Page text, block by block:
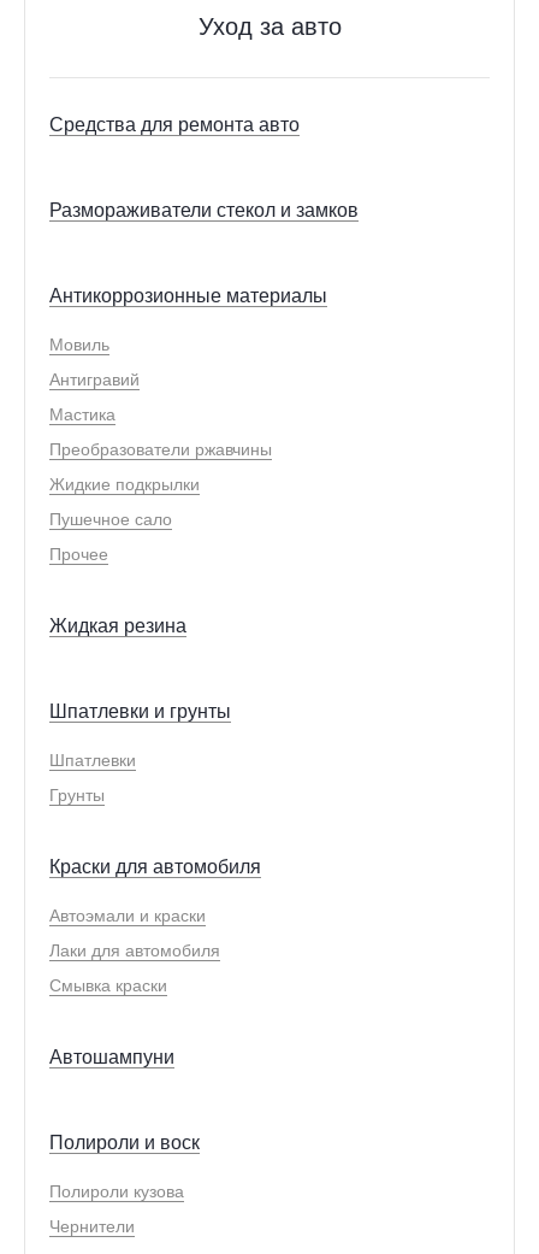
Уход за авто
Средства для ремонта авто
Размораживатели стекол и замков
Антикоррозионные материалы
Мовиль
Антигравий
Мастика
Преобразователи ржавчины
Жидкие подкрылки
Пушечное сало
Прочее
Жидкая резина
Шпатлевки и грунты
Шпатлевки
Грунты
Краски для автомобиля
Автоэмали и краски
Лаки для автомобиля
Смывка краски
Автошампуни
Полироли и воск
Полироли кузова
Чернители